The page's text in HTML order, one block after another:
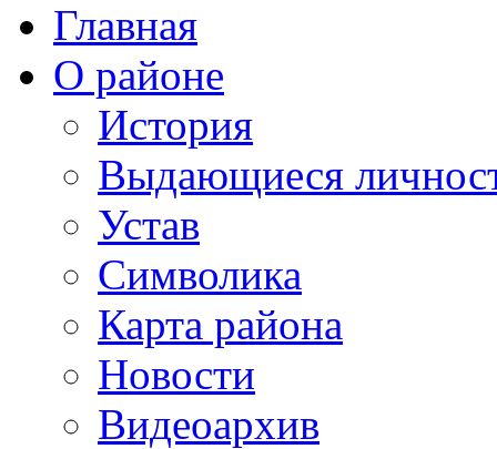
Главная
О районе
История
Выдающиеся
Устав
Символика
Карта района
Новости
Видеоархив